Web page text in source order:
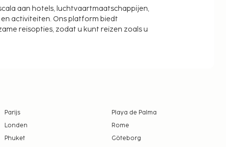
aan hotels, luchtvaartmaatschappijen,
activiteiten. Ons platform biedt
reisopties, zodat u kunt reizen zoals u
Parijs
Playa de Palma
Londen
Rome
Phuket
Göteborg